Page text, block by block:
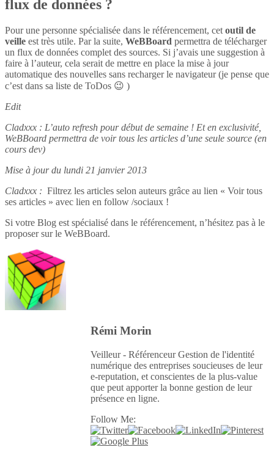
flux de données ?
Pour une personne spécialisée dans le référencement, cet outil de
veille est très utile. Par la suite, WeBBoard permettra de télécharger
un flux de données complet des sources. Si j’avais une suggestion à
faire à l’auteur, cela serait de mettre en place la mise à jour
automatique des nouvelles sans recharger le navigateur (je pense que
c’est dans sa liste de ToDos 😉 )
Edit
Cladxxx : L’auto refresh pour début de semaine ! Et en exclusivité,
WeBBoard permettra de voir tous les articles d’une seule source (en
cours dev)
Mise à jour du lundi 21 janvier 2013
Cladxxx : Filtrez les articles selon auteurs grâce au lien « Voir tous
ses articles » avec lien en follow /sociaux !
Si votre Blog est spécialisé dans le référencement, n’hésitez pas à le
proposer sur le WeBBoard.
Rémi Morin
Veilleur - Référenceur Gestion de l'identité
numérique des entreprises soucieuses de leur
e-reputation, et conscientes de la plus-value
que peut apporter la bonne gestion de leur
présence en ligne.
Follow Me: